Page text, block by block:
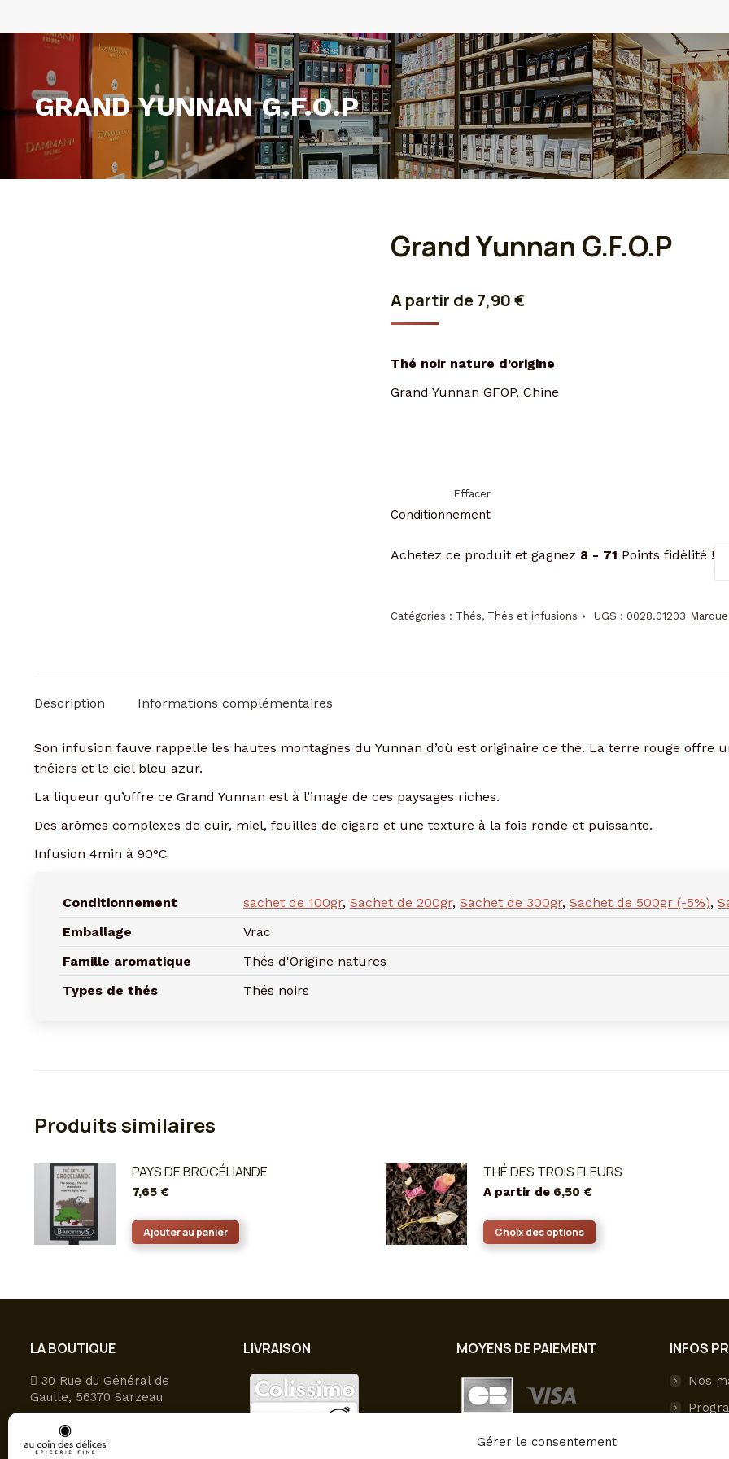
Gérer le consentement
GRAND YUNNAN G.F.O.P
Grand Yunnan G.F.O.P
A partir de7,90€
Thé noir nature d’origine
Grand Yunnan GFOP, Chine
Conditionnement
Effacer
Achetez ce produit et gagnez 8 - 71 Points fidélité !
Catégories : Thés, Thés et infusions UGS : 0028.01203
Description Informations complémentaires
Son infusion fauve rappelle les hautes montagnes du Yunnan d’où est originaire ce thé. La terre rouge offre
théiers et le ciel bleu azur.
La liqueur qu’offre ce Grand Yunnan est à l’image de ces paysages riches.
Des arômes complexes de cuir, miel, feuilles de cigare et une texture à la fois ronde et puissante.
Infusion 4min à 90°C
Conditionnement sachet de 100gr, Sachet de 200gr, Sachet de 300gr, Sachet de 500gr (-5%),
Emballage
Vrac
Famille aromatique
Thés d'Origine natures
Types de thés
Thés noirs
Produits similaires
PAYS DE BROCÉLIANDE
7,65 €
Ajouter au panier
THÉ DES TROIS FLEURS
A partir de 6,50€
Choix des options
produit
choisies
LA BOUTIQUE
30 Rue du Général de
Gaulle, 56370 Sarzeau
09 81 27 49 16
Ouvert du lundi au samedi
LIVRAISON MOYENS DE PAIEMENT INFOS
Nos